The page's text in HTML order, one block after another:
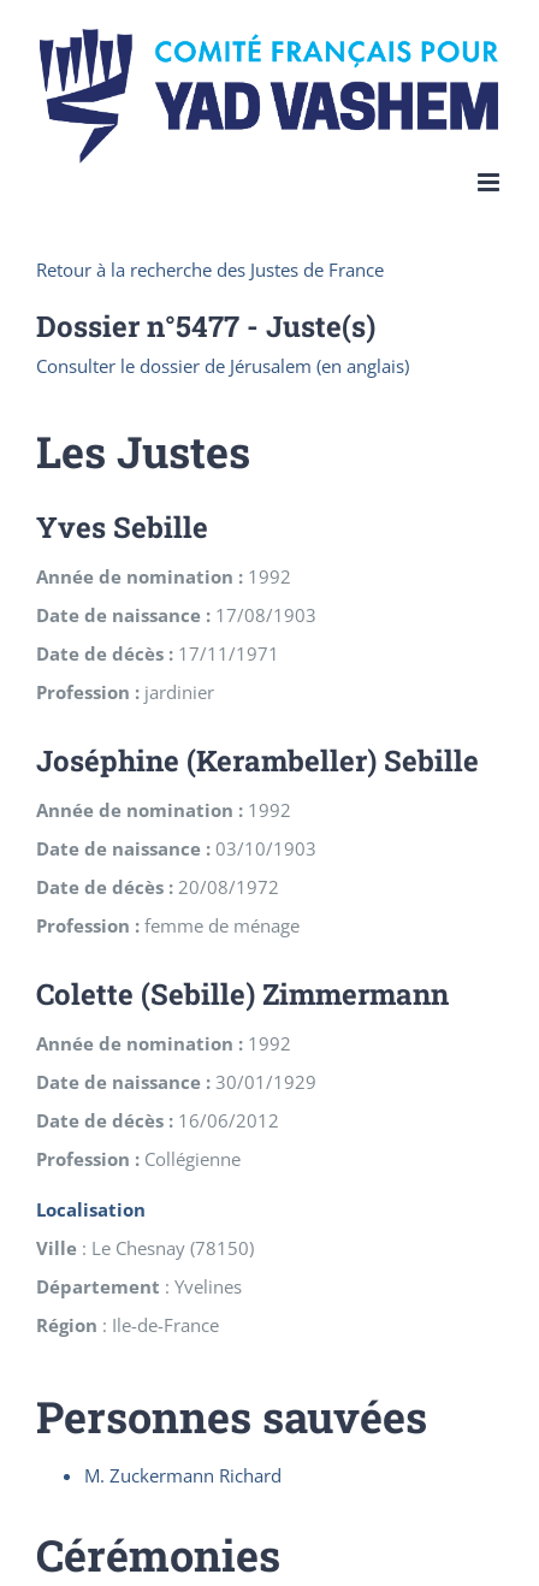
content
Retour à la recherche des Justes de France
Dossier n°5477 - Juste(s)
Consulter le dossier de Jérusalem (en anglais)
Les Justes
Yves Sebille
Année de nomination : 1992
Date de naissance : 17/08/1903
Date de décès : 17/11/1971
Profession : jardinier
Joséphine (Kerambeller) Sebille
Année de nomination : 1992
Date de naissance : 03/10/1903
Date de décès : 20/08/1972
Profession : femme de ménage
Colette (Sebille) Zimmermann
Année de nomination : 1992
Date de naissance : 30/01/1929
Date de décès : 16/06/2012
Profession : Collégienne
Localisation
Ville : Le Chesnay (78150)
Département : Yvelines
Région : Ile-de-France
Personnes sauvées
M. Zuckermann Richard
Cérémonies